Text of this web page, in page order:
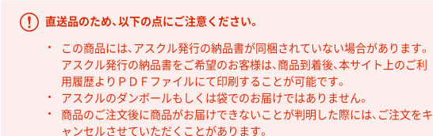
直送品のため、以下の点にご注意ください。
この商品には、アスクル発行の納品書が同梱されていない場合があります。
アスクル発行の納品書をご希望のお客様は、商品到着後、本サイト上のご利
用履歴よりＰＤＦファイルにて印刷することが可能です。
アスクルのダンボールもしくは袋でのお届けではありません。
商品のご注文後に商品がお届けできないことが判明した際には、ご注文をキ
ャンセルさせていただくことがあります。